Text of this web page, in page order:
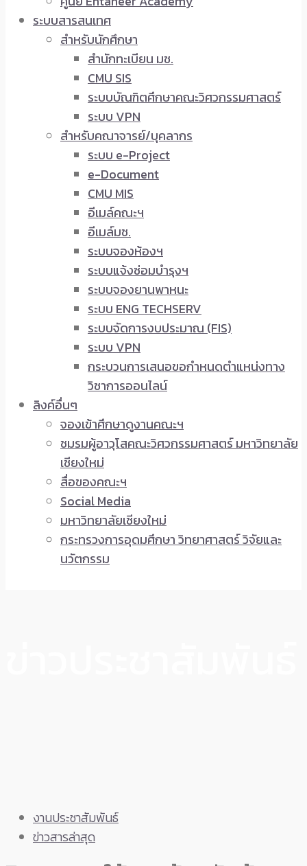
ระบบสารสนเทศ
สำหรับนักศึกษา
สำนักทะเบียน มช.
CMU SIS
ระบบบัณฑิตศึกษาคณะวิศวกรรมศาสตร์
ระบบ VPN
สำหรับคณาจารย์/บุคลากร
ระบบ e-Project
e-Document
CMU MIS
อีเมล์คณะฯ
อีเมล์มช.
ระบบจองห้องฯ
ระบบแจ้งซ่อมบำรุงฯ
ระบบจองยานพาหนะ
ระบบ ENG TECHSERV
ระบบจัดการงบประมาณ (FIS)
ระบบ VPN
กระบวนการเสนอขอกำหนดตำแหน่งทาง
วิชาการออนไลน์
ลิงค์อื่นๆ
จองเข้าศึกษาดูงานคณะฯ
ชมรมผู้อาวุโสคณะวิศวกรรมศาสตร์ มหาวิทยาลัย
เชียงใหม่
สื่อของคณะฯ
Social Media
มหาวิทยาลัยเชียงใหม่
กระทรวงการอุดมศึกษา วิทยาศาสตร์ วิจัยและ
นวัตกรรม
งานประชาสัมพันธ์
ข่าวสารล่าสุด